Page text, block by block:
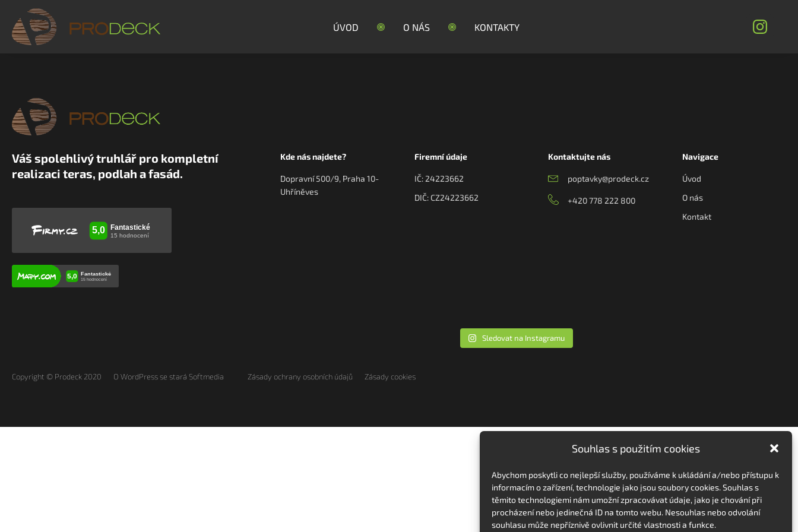
Souhlas s použitím cookies
Abychom poskytli co nejlepší služby, používáme k ukládání a/nebo přístupu k
informacím o zařízení, technologie jako jsou soubory cookies. Souhlas s
těmito technologiemi nám umožní zpracovávat údaje, jako je chování při
procházení nebo jedinečná ID na tomto webu. Nesouhlas nebo odvolání
souhlasu může nepříznivě ovlivnit určité vlastnosti a funkce.
ÚVOD O NÁS KONTAKTY
Váš spolehlivý truhlář pro kompletní
realizaci teras, podlah a fasád.
Kde nás najdete?
Dopravní 500/9, Praha 10-
Uhříněves
Firemní údaje
IČ: 24223662
DIČ: CZ24223662
Kontaktujte nás
poptavky@prodeck.cz
+420 778 222 800
Navigace
Úvod
O nás
Kontakt
Sledovat na Instagramu
Copyright © Prodeck 2020 O WordPress se stará Softmedia Zásady ochrany osobních údajů Zásady cookies